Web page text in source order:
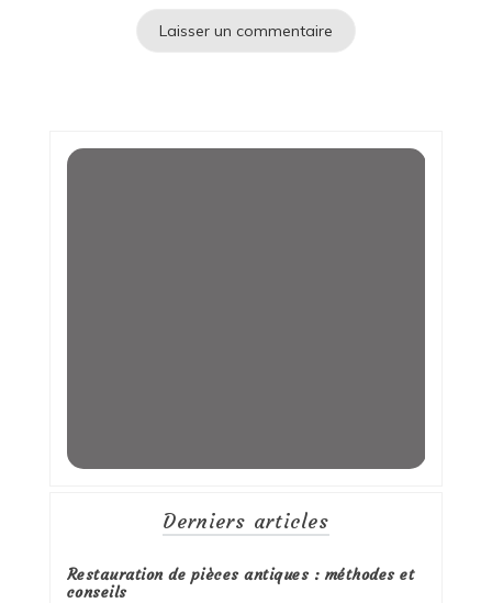
Derniers articles
Restauration de pièces antiques : méthodes et
conseils